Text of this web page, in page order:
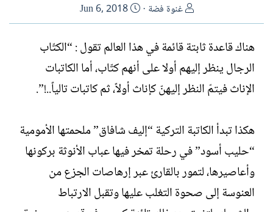
ا
ل
ك
ا
ت
ب
غنوة فضة
ت
ا
ر
ي
خ
ا
ل
ا
ء
Jun 6, 2018
هناك قاعدة ثابتة قائمة في هذا العالم تقول : “الكتّاب
الرجال ينظر إليهم أولا على أنهم كتّاب، أما الكاتبات
الإناث فيتمّ النظر إليهنّ كإناث أولاً، ثم كاتبات تالياً..!”.
هكذا تبدأ الكاتبة التركية “إليف شافاق” ملحمتها الأمومية
“حليب أسود” في رحلة تمخر فيها عباب الأنوثة بركونها
وأعاصيرها، لتمور بالقارئ عبر إرهاصات الجزع من
العنوسة إلى صحوة التغلب عليها وتقبل الارتباط